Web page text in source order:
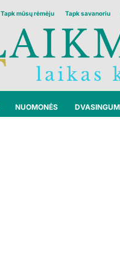
Tapk mūsų rėmėju Tapk savanoriu
NUOMONĖS